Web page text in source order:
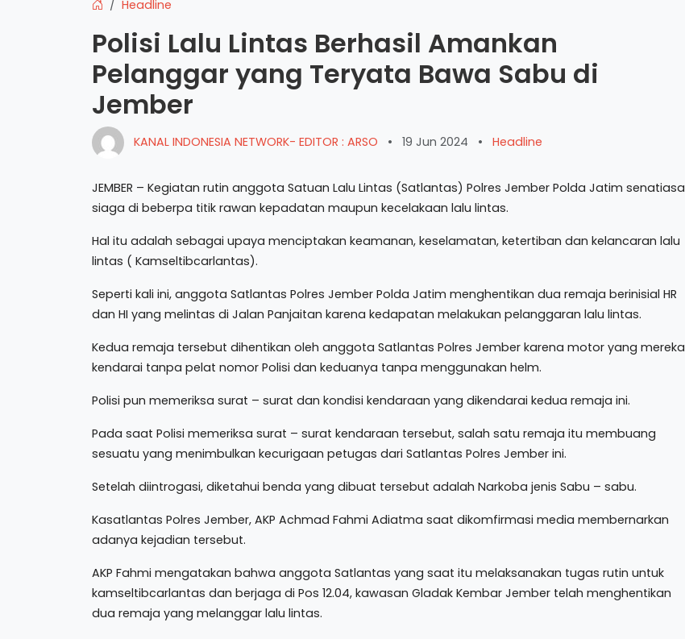
Headline
Polisi Lalu Lintas Berhasil Amankan
Pelanggar yang Teryata Bawa Sabu di
Jember
KANAL INDONESIA NETWORK- EDITOR : ARSO • 19 Jun 2024 • Headline
JEMBER – Kegiatan rutin anggota Satuan Lalu Lintas (Satlantas) Polres Jember Polda Jatim senatiasa
siaga di beberpa titik rawan kepadatan maupun kecelakaan lalu lintas.
Hal itu adalah sebagai upaya menciptakan keamanan, keselamatan, ketertiban dan kelancaran lalu
lintas ( Kamseltibcarlantas).
Seperti kali ini, anggota Satlantas Polres Jember Polda Jatim menghentikan dua remaja berinisial HR
dan HI yang melintas di Jalan Panjaitan karena kedapatan melakukan pelanggaran lalu lintas.
Kedua remaja tersebut dihentikan oleh anggota Satlantas Polres Jember karena motor yang mereka
kendarai tanpa pelat nomor Polisi dan keduanya tanpa menggunakan helm.
Polisi pun memeriksa surat – surat dan kondisi kendaraan yang dikendarai kedua remaja ini.
Pada saat Polisi memeriksa surat – surat kendaraan tersebut, salah satu remaja itu membuang
sesuatu yang menimbulkan kecurigaan petugas dari Satlantas Polres Jember ini.
Setelah diintrogasi, diketahui benda yang dibuat tersebut adalah Narkoba jenis Sabu – sabu.
Kasatlantas Polres Jember, AKP Achmad Fahmi Adiatma saat dikomfirmasi media membernarkan
adanya kejadian tersebut.
AKP Fahmi mengatakan bahwa anggota Satlantas yang saat itu melaksanakan tugas rutin untuk
kamseltibcarlantas dan berjaga di Pos 12.04, kawasan Gladak Kembar Jember telah menghentikan
dua remaja yang melanggar lalu lintas.